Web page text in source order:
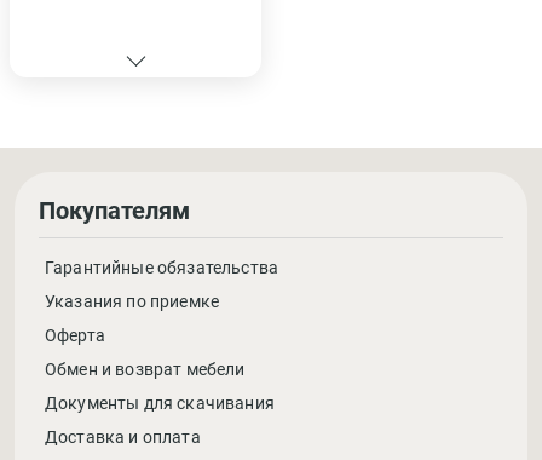
Покупателям
Гарантийные обязательства
Указания по приемке
Оферта
Обмен и возврат мебели
Документы для скачивания
Доставка и оплата